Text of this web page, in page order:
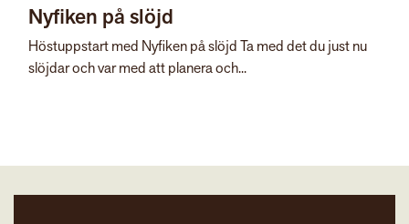
Nyfiken på slöjd
Höstuppstart med Nyfiken på slöjd Ta med det du just nu
slöjdar och var med att planera och...